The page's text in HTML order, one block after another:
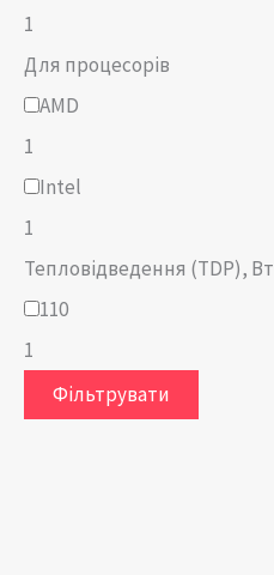
1
Для процесорів
AMD
1
Intel
1
Тепловідведення (TDP), Вт
110
1
Фільтрувати